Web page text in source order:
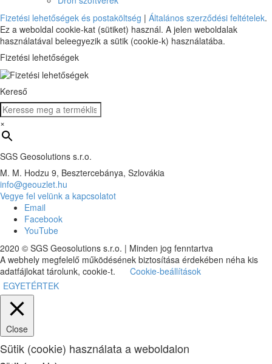
Fizetési lehetőségek és postaköltség | Általános szerződési feltételek.
Ez a weboldal cookie-kat (sütiket) használ. A jelen weboldalak
használatával beleegyezik a sütik (cookie-k) használatába.
Fizetési lehetőségek
Kereső
×
SGS Geosolutions s.r.o.
M. M. Hodzu 9, Besztercebánya, Szlovákia
info@geouzlet.hu
Vegye fel velünk a kapcsolatot
Email
Facebook
YouTube
2020 © SGS Geosolutions s.r.o. | Minden jog fenntartva
A webhely megfelelő működésének biztosítása érdekében néha kis
adatfájlokat tárolunk, cookie-t.
Cookie-beállítások
EGYETÉRTEK
Close
Sütik (cookie) használata a weboldalon